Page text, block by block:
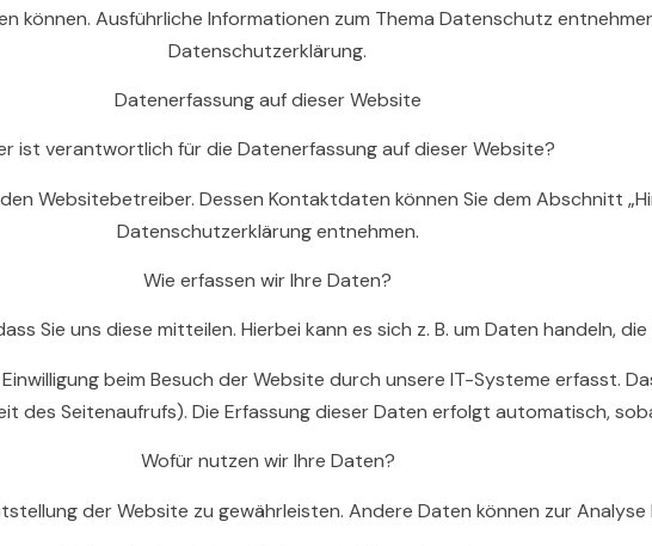
können. Ausführliche Informationen zum Thema Datenschutz
Datenschutzerklärung.
Datenerfassung auf dieser Website
ist verantwortlich für die Datenerfassung auf dieser Website?
Websitebetreiber. Dessen Kontaktdaten können Sie dem Abschnitt
Datenschutzerklärung entnehmen.
Wie erfassen wir Ihre Daten?
Sie uns diese mitteilen. Hierbei kann es sich z. B. um Daten handeln,
beim Besuch der Website durch unsere IT-Systeme erfasst.
des Seitenaufrufs). Die Erfassung dieser Daten erfolgt automatisch,
Wofür nutzen wir Ihre Daten?
der Website zu gewährleisten. Andere Daten können zur